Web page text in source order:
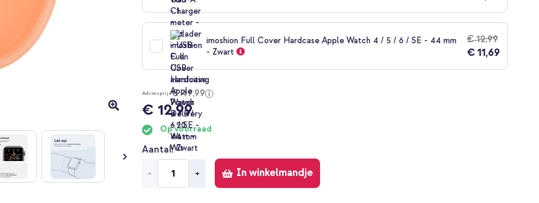
imoshion Full Cover Hardcase Apple Watch 4 / 5 / 6 / SE - 44 mm
- Zwart
€ 12,99
€ 11,69
Adviesprijs€ 49,99
€ 12,99
Op voorraad
Aantal
- + In winkelmandje